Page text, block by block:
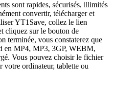
sont rapides, sécurisés, illimités
convertir, télécharger et
YT1Save, collez le lien
cliquez sur le bouton de
terminée, vous constaterez que
en MP4, MP3, 3GP, WEBM,
Vous pouvez choisir le fichier
votre ordinateur, tablette ou